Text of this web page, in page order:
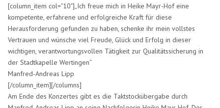
[column_item col="10"]„Ich freue mich in Heike Mayr-Hof eine
kompetente, erfahrene und erfolgreiche Kraft für diese
Herausforderung gefunden zu haben, schenke ihr mein vollstes
Vertrauen und wünsche viel Freude, Glück und Erfolg in dieser
wichtigen, verantwortungsvollen Tätigkeit zur Qualitätssicherung in
der Stadtkapelle Wertingen“
Manfred-Andreas Lipp
[/column_item][/columns]
Am Ende des Konzertes gibt es die Taktstockübergabe durch